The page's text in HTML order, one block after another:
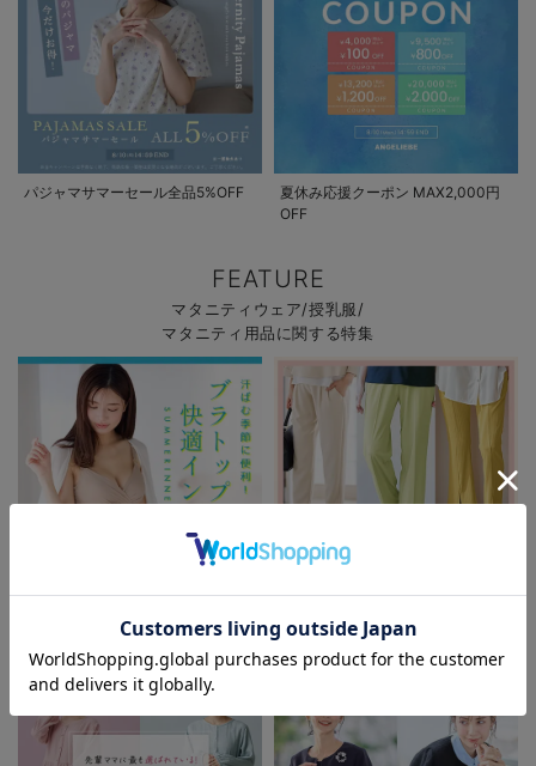
お気に入り商品を確認する
パジャマサマーセール全品5%OFF
夏休み応援クーポン MAX2,000円
OFF
FEATURE
マタニティウェア/授乳服/
マタニティ用品に関する特集
初夏の快適インナー特集
春夏を快適に過ごせるマタニティパ
ンツ特集